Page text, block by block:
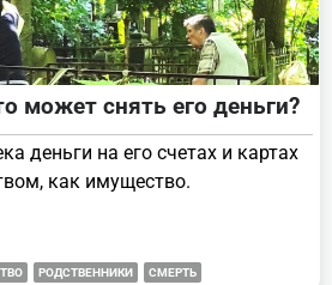
может снять его деньги?
деньги на его счетах и картах
как имущество.
РОДСТВЕННИКИ СМЕРТЬ